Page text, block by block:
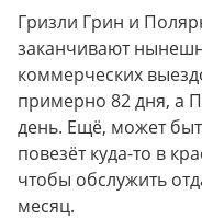
Гризли Грин и
заканчивают
коммерческих
примерно 82 дня, а
день. Ещё, может
повезёт куда-то в
чтобы обслужить
месяц.